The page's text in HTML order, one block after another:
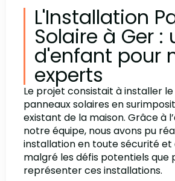
L'Installation
Solaire à Ger :
d'enfant pour
experts
Le projet consistait à installer
panneaux solaires en
existant de la maison. Grâce à
notre équipe, nous avons pu
installation en toute sécurité
malgré les défis potentiels que
représenter ces installations.